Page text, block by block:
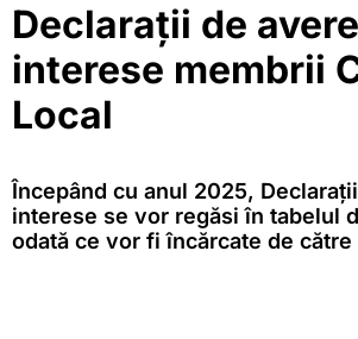
Declarații de
interese membrii
Local
Începând cu anul 2025,
interese se vor regăsi în tabelul
odată ce vor fi încărcate de către